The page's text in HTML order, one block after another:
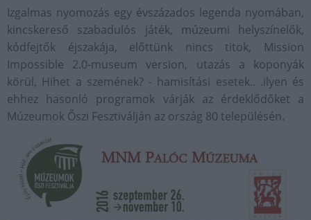
Izgalmas nyomozás egy évszázados legenda nyomában,
kincskereső szabadulós játék, múzeumi helyszínelők,
kódfejtők éjszakája, előttünk nincs titok, Mission
Impossible 2.0-museum version, utazás a koponyák
körül, Hihet a szemének? - hamisítási esetek.. .ilyen és
ehhez hasonló programok várják az érdeklődőket a
Múzeumok Őszi Fesztiválján az ország 80 településén.